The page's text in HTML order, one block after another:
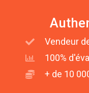
Vendeur
100%
+ de 10